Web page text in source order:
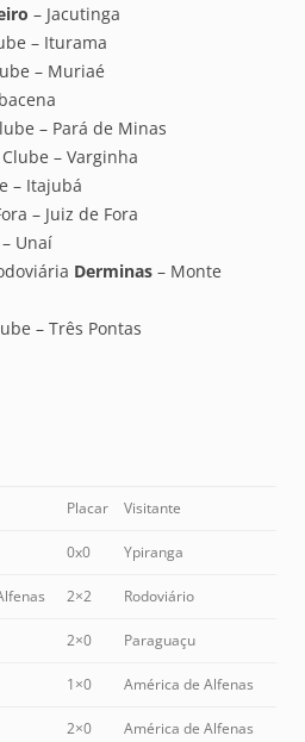
– Jacutinga
– Iturama
– Muriaé
– Pará de Minas
– Varginha
– Itajubá
– Juiz de Fora
Unaí
Derminas – Monte
– Três Pontas
Placar Visitante
0x0 Ypiranga
2×2 Rodoviário
2×0 Paraguaçu
1×0 América de Alfenas
2×0 América de Alfenas